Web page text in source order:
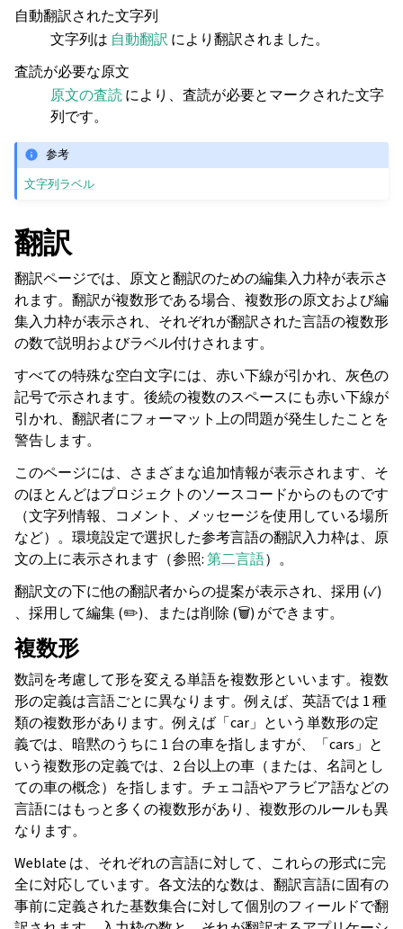
自動翻訳された文字列
文字列は 自動翻訳 により翻訳されました。
査読が必要な原文
原文の査読により、査読が必要とマークされた文字
列です。
参考
文字列ラベル
翻訳
翻訳ページでは、原文と翻訳のための編集入力枠が表示さ
れます。翻訳が複数形である場合、複数形の原文および編
集入力枠が表示され、それぞれが翻訳された言語の複数形
の数で説明およびラベル付けされます。
すべての特殊な空白文字には、赤い下線が引かれ、灰色の
記号で示されます。後続の複数のスペースにも赤い下線が
引かれ、翻訳者にフォーマット上の問題が発生したことを
警告します。
このページには、さまざまな追加情報が表示されます、そ
のほとんどはプロジェクトのソースコードからのものです
（文字列情報、コメント、メッセージを使用している場所
など）。環境設定で選択した参考言語の翻訳入力枠は、原
文の上に表示されます（参照:第二言語）。
翻訳文の下に他の翻訳者からの提案が表示され、採用 (✓)
、採用して編集 (✏️)、または削除 (🗑) ができます。
複数形
数詞を考慮して形を変える単語を複数形といいます。複数
形の定義は言語ごとに異なります。例えば、英語では 1 種
類の複数形があります。例えば「car」という単数形の定
義では、暗黙のうちに 1 台の車を指しますが、「cars」と
いう複数形の定義では、2 台以上の車（または、名詞とし
ての車の概念）を指します。チェコ語やアラビア語などの
言語にはもっと多くの複数形があり、複数形のルールも異
なります。
Weblate は、それぞれの言語に対して、これらの形式に完
全に対応しています。各文法的な数は、翻訳言語に固有の
事前に定義された基数集合に対して個別のフィールドで翻